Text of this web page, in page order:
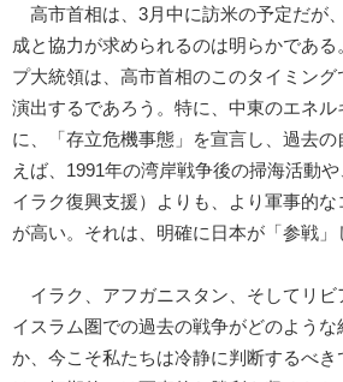
高市首相は、3月中に訪米の予定だが
成と協力が求められるのは明らかであ
プ大統領は、高市首相のこのタイミング
演出するであろう。特に、中東のエネル
に、「存立危機事態」を宣言し、過去の
えば、1991年の湾岸戦争後の掃海活動
イラク復興支援）よりも、より軍事的
が高い。それは、明確に日本が「参戦」
イラク、アフガニスタン、そしてリビ
イスラム圏での過去の戦争がどのよう
か、今こそ私たちは冷静に判断するべ